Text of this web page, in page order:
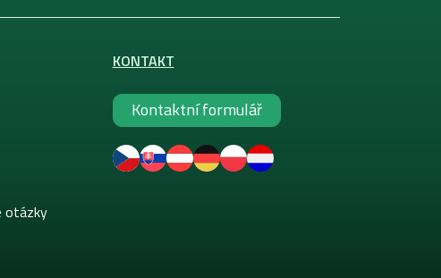
otázky
KONTAKT
Kontaktní formulář